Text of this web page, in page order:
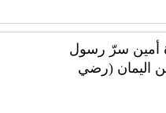
أمين سرّ رسول
اليمان (رضي